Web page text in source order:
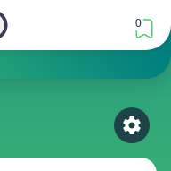
0
Select